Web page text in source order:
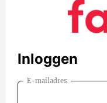
Inloggen
E-mailadres